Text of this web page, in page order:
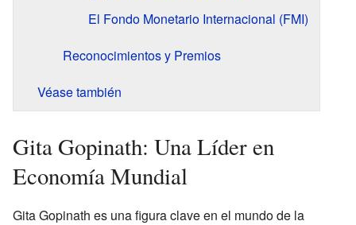
El Fondo Monetario Internacional (FMI)
Reconocimientos y Premios
Véase también
Gita Gopinath: Una Líder en
Economía Mundial
Gita Gopinath es una figura clave en el mundo de la